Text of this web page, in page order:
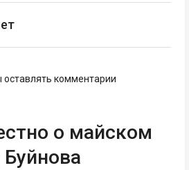
оставлять комментарии
о майском
Буйнова